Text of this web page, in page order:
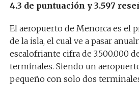
4.3 de puntuación y 3.597
El aeropuerto de Menorca es el
de la isla, el cual ve a pasar
escalofriante cifra de 3.500.000
terminales. Siendo un
pequeño con solo dos